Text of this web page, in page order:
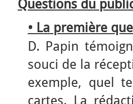
Questions du
• La première
D. Papin
souci de la
exemple, quel
cartes. La